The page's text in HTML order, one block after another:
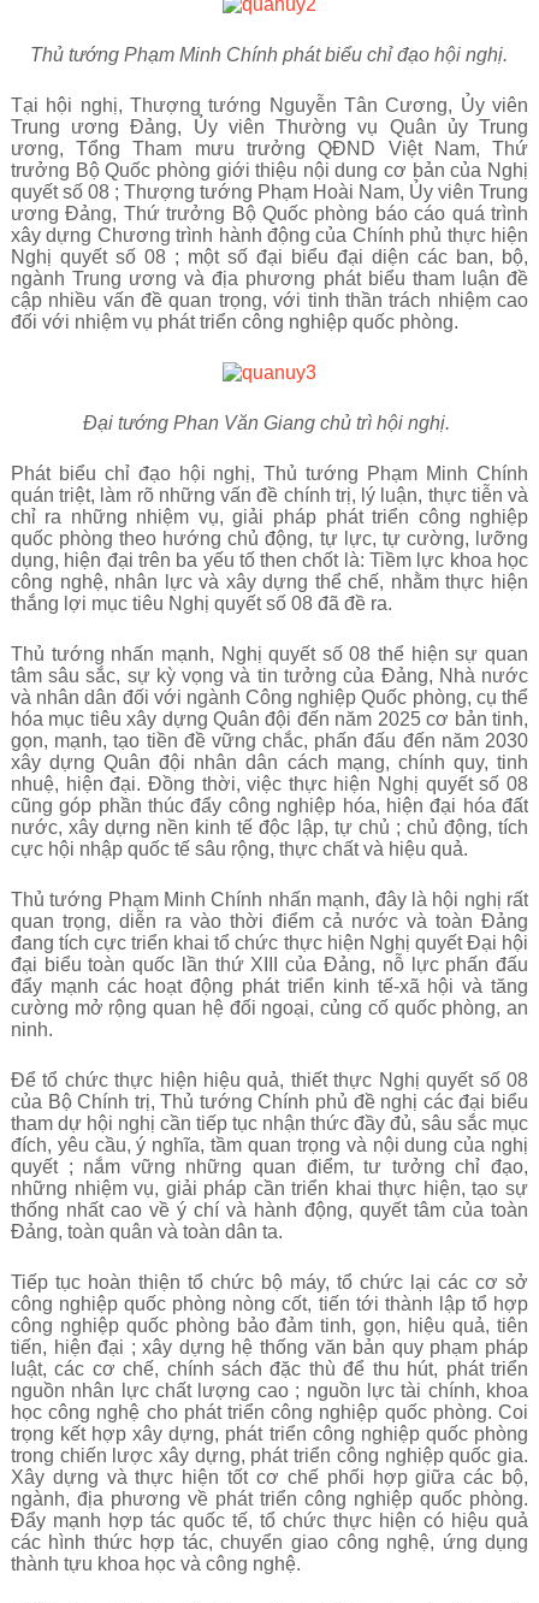
Thủ tướng Phạm Minh Chính phát biểu chỉ đạo hội nghị.
Tại hội nghị, Thượng tướng Nguyễn Tân Cương, Ủy viên
Trung ương Đảng, Ủy viên Thường vụ Quân ủy Trung
ương, Tổng Tham mưu trưởng QĐND Việt Nam, Thứ
trưởng Bộ Quốc phòng giới thiệu nội dung cơ bản của Nghị
quyết số 08 ; Thượng tướng Phạm Hoài Nam, Ủy viên Trung
ương Đảng, Thứ trưởng Bộ Quốc phòng báo cáo quá trình
xây dựng Chương trình hành động của Chính phủ thực hiện
Nghị quyết số 08 ; một số đại biểu đại diện các ban, bộ,
ngành Trung ương và địa phương phát biểu tham luận đề
cập nhiều vấn đề quan trọng, với tinh thần trách nhiệm cao
đối với nhiệm vụ phát triển công nghiệp quốc phòng.
Đại tướng Phan Văn Giang chủ trì hội nghị.
Phát biểu chỉ đạo hội nghị, Thủ tướng Phạm Minh Chính
quán triệt, làm rõ những vấn đề chính trị, lý luận, thực tiễn và
chỉ ra những nhiệm vụ, giải pháp phát triển công nghiệp
quốc phòng theo hướng chủ động, tự lực, tự cường, lưỡng
dụng, hiện đại trên ba yếu tố then chốt là: Tiềm lực khoa học
công nghệ, nhân lực và xây dựng thể chế, nhằm thực hiện
thắng lợi mục tiêu Nghị quyết số 08 đã đề ra.
Thủ tướng nhấn mạnh, Nghị quyết số 08 thể hiện sự quan
tâm sâu sắc, sự kỳ vọng và tin tưởng của Đảng, Nhà nước
và nhân dân đối với ngành Công nghiệp Quốc phòng, cụ thể
hóa mục tiêu xây dựng Quân đội đến năm 2025 cơ bản tinh,
gọn, mạnh, tạo tiền đề vững chắc, phấn đấu đến năm 2030
xây dựng Quân đội nhân dân cách mạng, chính quy, tinh
nhuệ, hiện đại. Đồng thời, việc thực hiện Nghị quyết số 08
cũng góp phần thúc đẩy công nghiệp hóa, hiện đại hóa đất
nước, xây dựng nền kinh tế độc lập, tự chủ ; chủ động, tích
cực hội nhập quốc tế sâu rộng, thực chất và hiệu quả.
Thủ tướng Phạm Minh Chính nhấn mạnh, đây là hội nghị rất
quan trọng, diễn ra vào thời điểm cả nước và toàn Đảng
đang tích cực triển khai tổ chức thực hiện Nghị quyết Đại hội
đại biểu toàn quốc lần thứ XIII của Đảng, nỗ lực phấn đấu
đẩy mạnh các hoạt động phát triển kinh tế-xã hội và tăng
cường mở rộng quan hệ đối ngoại, củng cố quốc phòng, an
ninh.
Để tổ chức thực hiện hiệu quả, thiết thực Nghị quyết số 08
của Bộ Chính trị, Thủ tướng Chính phủ đề nghị các đại biểu
tham dự hội nghị cần tiếp tục nhận thức đầy đủ, sâu sắc mục
đích, yêu cầu, ý nghĩa, tầm quan trọng và nội dung của nghị
quyết ; nắm vững những quan điểm, tư tưởng chỉ đạo,
những nhiệm vụ, giải pháp cần triển khai thực hiện, tạo sự
thống nhất cao về ý chí và hành động, quyết tâm của toàn
Đảng, toàn quân và toàn dân ta.
Tiếp tục hoàn thiện tổ chức bộ máy, tổ chức lại các cơ sở
công nghiệp quốc phòng nòng cốt, tiến tới thành lập tổ hợp
công nghiệp quốc phòng bảo đảm tinh, gọn, hiệu quả, tiên
tiến, hiện đại ; xây dựng hệ thống văn bản quy phạm pháp
luật, các cơ chế, chính sách đặc thù để thu hút, phát triển
nguồn nhân lực chất lượng cao ; nguồn lực tài chính, khoa
học công nghệ cho phát triển công nghiệp quốc phòng. Coi
trọng kết hợp xây dựng, phát triển công nghiệp quốc phòng
trong chiến lược xây dựng, phát triển công nghiệp quốc gia.
Xây dựng và thực hiện tốt cơ chế phối hợp giữa các bộ,
ngành, địa phương về phát triển công nghiệp quốc phòng.
Đẩy mạnh hợp tác quốc tế, tổ chức thực hiện có hiệu quả
các hình thức hợp tác, chuyển giao công nghệ, ứng dụng
thành tựu khoa học và công nghệ.